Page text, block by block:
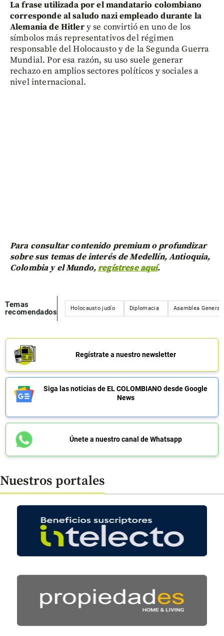
La frase utilizada por el mandatario colombiano
corresponde al saludo nazi empleado durante la
Alemania de Hitlery se convirtió en uno de los
símbolos más representativos del régimen
responsable del Holocausto y de la Segunda Guerra
Mundial. Por esa razón, su uso suele generar
rechazo en amplios sectores políticos y sociales a
nivel internacional.
Para consultar contenido premium o profundizar
sobre sus temas de interés de Medellín, Antioquia,
Colombia y el Mundo,regístrese aquí.
Temas
recomendados
Holocausto judío Diplomacia Asamblea General
Regístrate a nuestro newsletter
Siga las noticias de EL COLOMBIANO desde Google
News
Únete a nuestro canal de Whatsapp
Nuestros portales